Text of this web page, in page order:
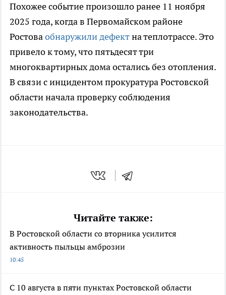
Похожее событие произошло ранее 11 ноября
2025 года, когда в Первомайском районе
Ростоваобнаружили дефектна теплотрассе. Это
привело к тому, что пятьдесят три
многоквартирных дома остались без отопления.
В связи с инцидентом прокуратура Ростовской
области начала проверку соблюдения
законодательства.
Читайте также:
В Ростовской области со вторника усилится
активность пыльцы амброзии
10:45
С 10 августа в пяти пунктах Ростовской области